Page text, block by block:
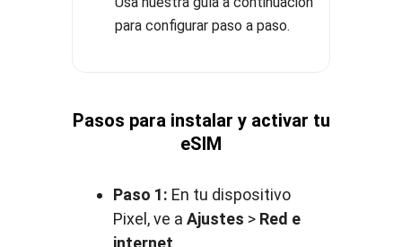
para configurar paso a paso.
Pasos para instalar y activar tu
eSIM
Paso 1: En tu dispositivo
Pixel, ve a Ajustes > Red e